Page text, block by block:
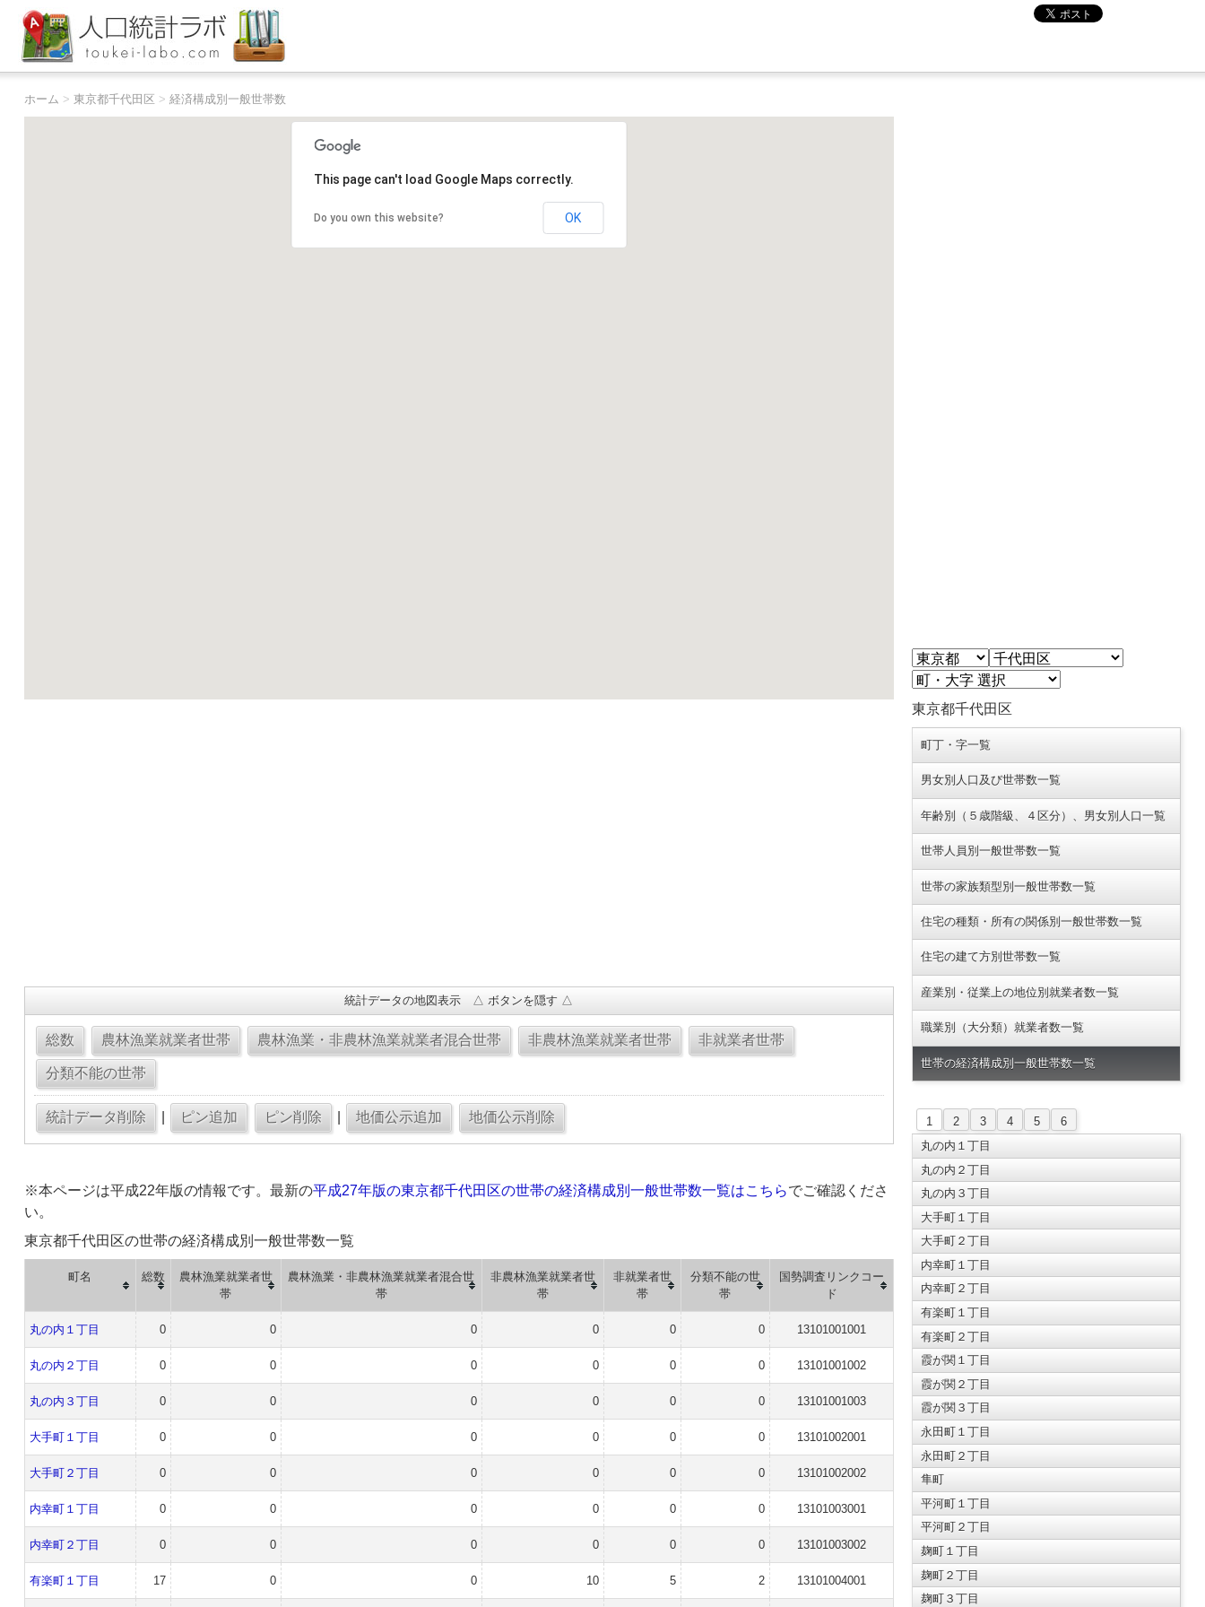
ホーム > 東京都千代田区 > 経済構成別一般世帯数
This page can't load Google Maps correctly.
Do you own this website? OK
統計データの地図表示 △ ボタンを隠す △
※本ページは平成22年版の情報です。最新の平成27年版の東京都千代田区の世帯の経済構成別一般世帯数一覧はこちらでご確認くださ
い。
東京都千代田区の世帯の経済構成別一般世帯数一覧
町名 総数
農林漁業就業者世
帯
農林漁業・非農林漁業就業者混合世
帯
非農林漁業就業者世
帯
非就業者世
帯
分類不能の世
帯
国勢調査リンクコー
ド
丸の内１丁目 0 0 0 0 0 0 13101001001
丸の内２丁目 0 0 0 0 0 0 13101001002
丸の内３丁目 0 0 0 0 0 0 13101001003
大手町１丁目 0 0 0 0 0 0 13101002001
大手町２丁目 0 0 0 0 0 0 13101002002
内幸町１丁目 0 0 0 0 0 0 13101003001
内幸町２丁目 0 0 0 0 0 0 13101003002
有楽町１丁目 17 0 0 10 5 2 13101004001
東京都千代田区
町丁・字一覧
男女別人口及び世帯数一覧
年齢別（５歳階級、４区分）、男女別人口一覧
世帯人員別一般世帯数一覧
世帯の家族類型別一般世帯数一覧
住宅の種類・所有の関係別一般世帯数一覧
住宅の建て方別世帯数一覧
産業別・従業上の地位別就業者数一覧
職業別（大分類）就業者数一覧
世帯の経済構成別一般世帯数一覧
1 2 3 4 5
6
丸の内１丁目
丸の内２丁目
丸の内３丁目
大手町１丁目
大手町２丁目
内幸町１丁目
内幸町２丁目
有楽町１丁目
有楽町２丁目
霞が関１丁目
霞が関２丁目
霞が関３丁目
永田町１丁目
永田町２丁目
隼町
平河町１丁目
平河町２丁目
麹町１丁目
麹町２丁目
麹町３丁目